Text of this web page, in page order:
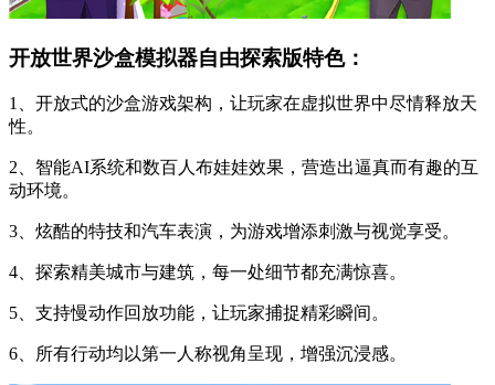
开放世界沙盒模拟器自由探索版特色：
1、开放式的沙盒游戏架构，让玩家在虚拟世界中尽情释放天
性。
2、智能AI系统和数百人布娃娃效果，营造出逼真而有趣的互
动环境。
3、炫酷的特技和汽车表演，为游戏增添刺激与视觉享受。
4、探索精美城市与建筑，每一处细节都充满惊喜。
5、支持慢动作回放功能，让玩家捕捉精彩瞬间。
6、所有行动均以第一人称视角呈现，增强沉浸感。